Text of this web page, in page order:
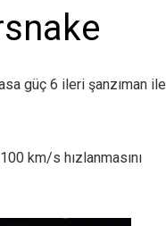
güç 6 ileri şanzıman ile
km/s hızlanmasını